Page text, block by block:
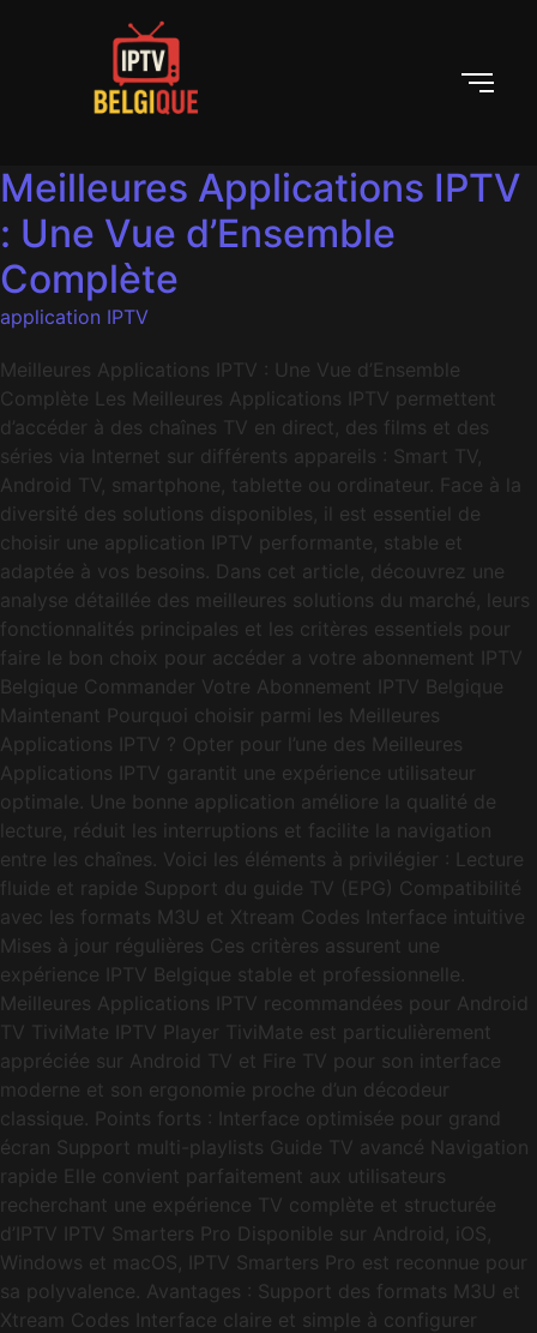
Meilleures Applications IPTV
: Une Vue d’Ensemble
Complète
application IPTV
Meilleures Applications IPTV : Une Vue d’Ensemble
Complète Les Meilleures Applications IPTV permettent
d’accéder à des chaînes TV en direct, des films et des
séries via Internet sur différents appareils : Smart TV,
Android TV, smartphone, tablette ou ordinateur. Face à la
diversité des solutions disponibles, il est essentiel de
choisir une application IPTV performante, stable et
adaptée à vos besoins. Dans cet article, découvrez une
analyse détaillée des meilleures solutions du marché, leurs
fonctionnalités principales et les critères essentiels pour
faire le bon choix pour accéder a votre abonnement IPTV
Belgique Commander Votre Abonnement IPTV Belgique
Maintenant Pourquoi choisir parmi les Meilleures
Applications IPTV ? Opter pour l’une des Meilleures
Applications IPTV garantit une expérience utilisateur
optimale. Une bonne application améliore la qualité de
lecture, réduit les interruptions et facilite la navigation
entre les chaînes. Voici les éléments à privilégier : Lecture
fluide et rapide Support du guide TV (EPG) Compatibilité
avec les formats M3U et Xtream Codes Interface intuitive
Mises à jour régulières Ces critères assurent une
expérience IPTV Belgique stable et professionnelle.
Meilleures Applications IPTV recommandées pour Android
TV TiviMate IPTV Player TiviMate est particulièrement
appréciée sur Android TV et Fire TV pour son interface
moderne et son ergonomie proche d’un décodeur
classique. Points forts : Interface optimisée pour grand
écran Support multi-playlists Guide TV avancé Navigation
rapide Elle convient parfaitement aux utilisateurs
recherchant une expérience TV complète et structurée
d’IPTV IPTV Smarters Pro Disponible sur Android, iOS,
Windows et macOS, IPTV Smarters Pro est reconnue pour
sa polyvalence. Avantages : Support des formats M3U et
Xtream Codes Interface claire et simple à configurer